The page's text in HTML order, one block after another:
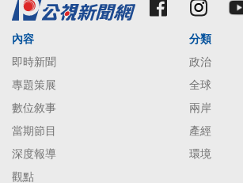
內容
即時新聞
專題策展
數位敘事
當期節目
深度報導
觀點
分類
政治
全球
兩岸
產經
環境